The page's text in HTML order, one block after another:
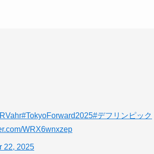
#TokyoForward2025#デフリンピック
WRX6wnxzep
22, 2025